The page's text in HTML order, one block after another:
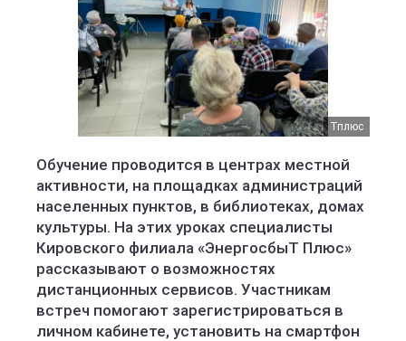
Тплюс
Обучение проводится в центрах местной
активности, на площадках администраций
населенных пунктов, в библиотеках, домах
культуры. На этих уроках специалисты
Кировского филиала «ЭнергосбыТ Плюс»
рассказывают о возможностях
дистанционных сервисов. Участникам
встреч помогают зарегистрироваться в
личном кабинете, установить на смартфон